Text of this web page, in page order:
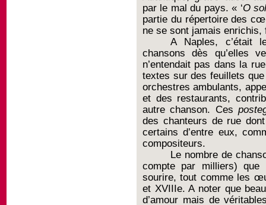
par le mal du pays. « ‘O
partie du répertoire des
ne se sont jamais enrichis,
A Naples, c’était
chansons dès qu’elles
n’entendait pas dans la
textes sur des feuillets
orchestres ambulants,
et des restaurants,
autre chanson. Ces
des chanteurs de rue
certains d’entre eux,
compositeurs.
Le nombre de
compte par milliers) que
sourire, tout comme les
et XVIIIe. A noter que
d’amour mais de